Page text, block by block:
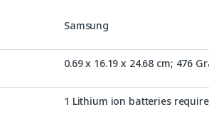
‎Samsung
‎0.69 x 16.19 x 24.68 cm; 476
‎1 Lithium ion batteries